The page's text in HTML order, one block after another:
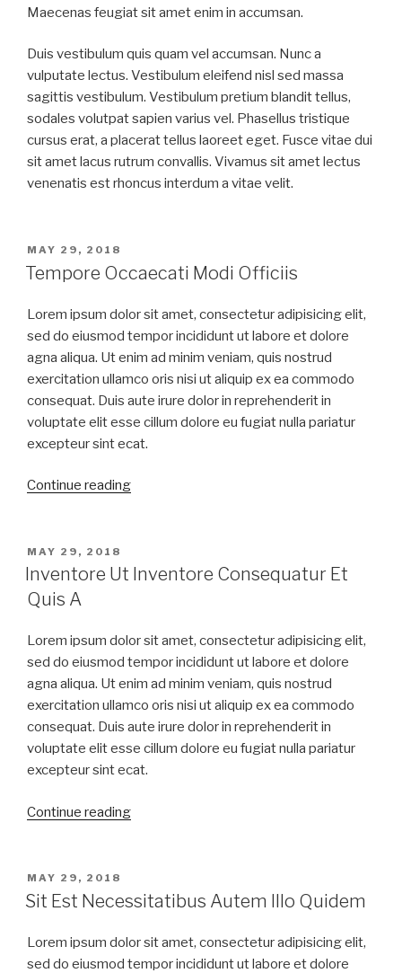
Maecenas feugiat sit amet enim in accumsan.
Duis vestibulum quis quam vel accumsan. Nunc a
vulputate lectus. Vestibulum eleifend nisl sed massa
sagittis vestibulum. Vestibulum pretium blandit tellus,
sodales volutpat sapien varius vel. Phasellus tristique
cursus erat, a placerat tellus laoreet eget. Fusce vitae dui
sit amet lacus rutrum convallis. Vivamus sit amet lectus
venenatis est rhoncus interdum a vitae velit.
MAY 29, 2018
Tempore Occaecati Modi Officiis
Lorem ipsum dolor sit amet, consectetur adipisicing elit,
sed do eiusmod tempor incididunt ut labore et dolore
agna aliqua. Ut enim ad minim veniam, quis nostrud
exercitation ullamco oris nisi ut aliquip ex ea commodo
consequat. Duis aute irure dolor in reprehenderit in
voluptate elit esse cillum dolore eu fugiat nulla pariatur
excepteur sint ecat.
Continue reading
MAY 29, 2018
Inventore Ut Inventore Consequatur Et
Quis A
Lorem ipsum dolor sit amet, consectetur adipisicing elit,
sed do eiusmod tempor incididunt ut labore et dolore
agna aliqua. Ut enim ad minim veniam, quis nostrud
exercitation ullamco oris nisi ut aliquip ex ea commodo
consequat. Duis aute irure dolor in reprehenderit in
voluptate elit esse cillum dolore eu fugiat nulla pariatur
excepteur sint ecat.
Continue reading
MAY 29, 2018
Sit Est Necessitatibus Autem Illo Quidem
Lorem ipsum dolor sit amet, consectetur adipisicing elit,
sed do eiusmod tempor incididunt ut labore et dolore